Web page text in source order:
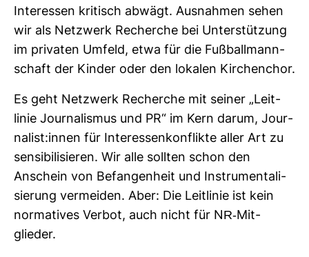
Inter­essen kri­tisch abwägt. Aus­nahmen sehen
wir als Netz­werk Recherche bei Unter­stüt­zung
im pri­vaten Umfeld, etwa für die Fuß­ball­mann­
schaft der Kinder oder den lokalen Kir­chen­chor.
Es geht Netz­werk Recherche mit seiner „Leit­
linie Jour­na­lismus und PR“ im Kern darum, Jour­
na­list:innen für Inter­es­sen­kon­flikte aller Art zu
sen­si­bi­li­sieren. Wir alle sollten schon den
Anschein von Befan­gen­heit und Instru­men­ta­li­
sie­rung ver­meiden. Aber: Die Leit­linie ist kein
nor­ma­tives Verbot, auch nicht für NR-​Mit­
glieder.